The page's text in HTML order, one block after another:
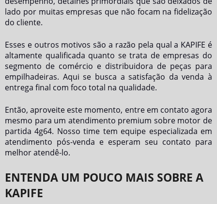
lado por muitas empresas que não focam na fidelização
do cliente.
Esses e outros motivos são a razão pela qual a KAPIFE é
altamente qualificada quanto se trata de empresas do
segmento de comércio e distribuidora de peças para
empilhadeiras. Aqui se busca a satisfação da venda à
entrega final com foco total na qualidade.
Então, aproveite este momento, entre em contato agora
mesmo para um atendimento premium sobre motor de
partida 4g64. Nosso time tem equipe especializada em
atendimento pós-venda e esperam seu contato para
melhor atendê-lo.
ENTENDA UM POUCO MAIS SOBRE A
KAPIFE